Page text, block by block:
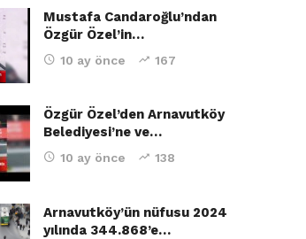
Mustafa Candaroğlu’ndan
Özgür Özel’in…
10 ay önce 167
Özgür Özel’den Arnavutköy
Belediyesi’ne ve…
10 ay önce 138
Arnavutköy’ün nüfusu 2024
yılında 344.868’e…